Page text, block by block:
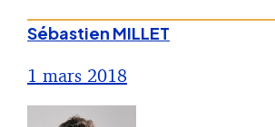
Sébastien MILLET
1 mars 2018